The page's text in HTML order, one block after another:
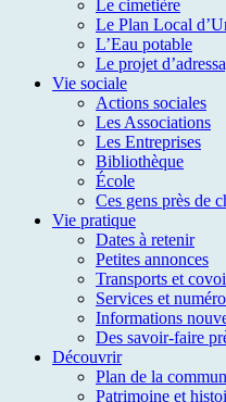
Le cimetière
Le Plan Local
L’Eau potable
Le projet
Vie sociale
Actions sociales
Les Associations
Les Entreprises
Bibliothèque
École
Ces gens près de
Vie pratique
Dates à retenir
Petites annonces
Transports et
Services et
Informations
Des savoir-faire
Découvrir
Plan de la
Patrimoine et